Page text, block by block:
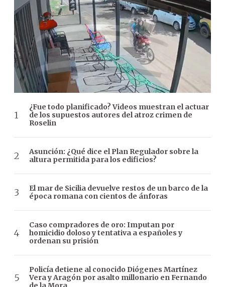
¿Fue todo planificado? Videos muestran el actuar
de los supuestos autores del atroz crimen de
Roselin
Asunción: ¿Qué dice el Plan Regulador sobre la
altura permitida para los edificios?
El mar de Sicilia devuelve restos de un barco de la
época romana con cientos de ánforas
Caso compradores de oro: Imputan por
homicidio doloso y tentativa a españoles y
ordenan su prisión
Policía detiene al conocido Diógenes Martínez
Vera y Aragón por asalto millonario en Fernando